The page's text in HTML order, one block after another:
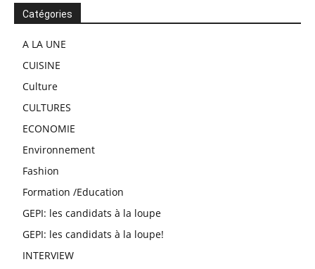
Catégories
A LA UNE
CUISINE
Culture
CULTURES
ECONOMIE
Environnement
Fashion
Formation /Education
GEPI: les candidats à la loupe
GEPI: les candidats à la loupe!
INTERVIEW